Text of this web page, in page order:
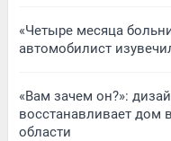
«Четыре месяца
автомобилист
«Вам зачем он?»:
восстанавливает дом
области